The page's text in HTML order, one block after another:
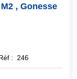
, Gonesse
: 246